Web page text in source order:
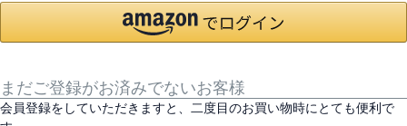
まだご登録がお済みでないお客様
会員登録をしていただきますと、二度目のお買い物時にとても便利で